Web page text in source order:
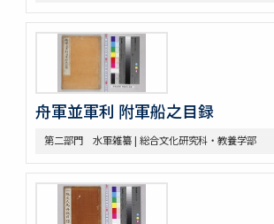
河船
洋式船
三 絵図
第八部門 雑
二 陸戦
三 陰陽道等
参考資料
二 駒場図書館蔵書
舟軍並軍利 附軍船之目録
第二部門 水軍雑纂 | 総合文化研究科・教養学部